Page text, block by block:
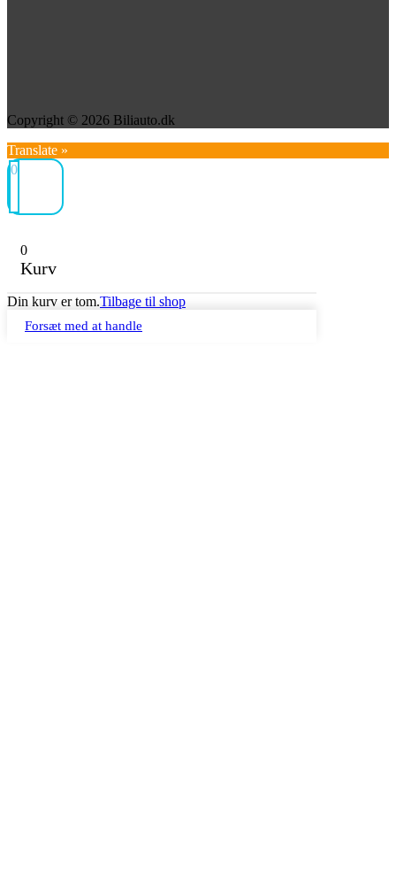
Copyright © 2026 Biliauto.dk
Translate »
0
0
Kurv
Din kurv er tom.Tilbage til shop
Forsæt med at handle